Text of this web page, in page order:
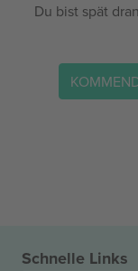
Du bist spät
Schnelle Links